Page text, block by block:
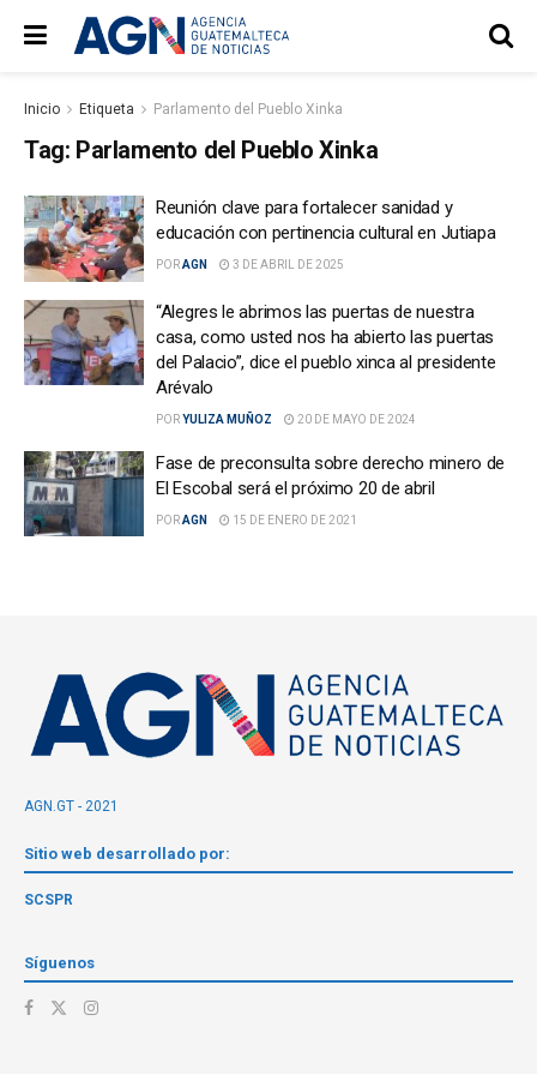
Inicio Etiqueta Parlamento del Pueblo Xinka
Tag: Parlamento del Pueblo Xinka
Reunión clave para fortalecer sanidad y
educación con pertinencia cultural en Jutiapa
PORAGN 3 DE ABRIL DE 2025
“Alegres le abrimos las puertas de nuestra
casa, como usted nos ha abierto las puertas
del Palacio”, dice el pueblo xinca al presidente
Arévalo
PORYULIZA MUÑOZ 20 DE MAYO DE 2024
Fase de preconsulta sobre derecho minero de
El Escobal será el próximo 20 de abril
PORAGN 15 DE ENERO DE 2021
AGN.GT - 2021
Sitio web desarrollado por:
SCSPR
Síguenos